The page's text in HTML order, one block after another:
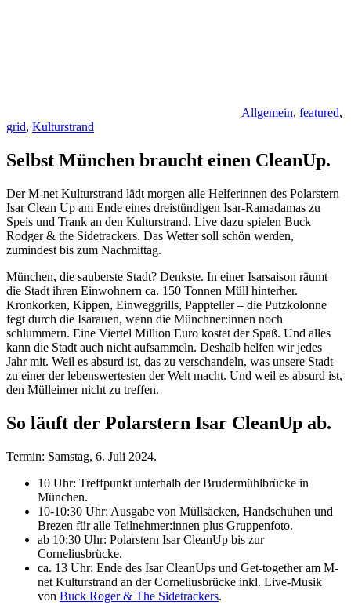
Allgemein, featured,
grid, Kulturstrand
Selbst München braucht einen CleanUp.
Der M-net Kulturstrand lädt morgen alle Helferinnen des Polarstern
Isar Clean Up am Ende eines dreistündigen Isar-Ramadamas zu
Speis und Trank an den Kulturstrand. Live dazu spielen Buck
Rodger & the Sidetrackers. Das Wetter soll schön werden,
zumindest bis zum Nachmittag.
München, die sauberste Stadt? Denkste. In einer Isarsaison räumt
die Stadt ihren Einwohnern ca. 150 Tonnen Müll hinterher.
Kronkorken, Kippen, Einweggrills, Pappteller – die Putzkolonne
fegt durch die Isarauen, wenn die Münchner:innen noch
schlummern. Eine Viertel Million Euro kostet der Spaß. Und alles
kann die Stadt auch nicht aufsammeln. Deshalb helfen wir jedes
Jahr mit. Weil es absurd ist, das zu verschandeln, was unsere Stadt
zu einer der lebenswertesten der Welt macht. Und weil es absurd ist,
den Mülleimer nicht zu treffen.
So läuft der Polarstern Isar CleanUp ab.
Termin: Samstag, 6. Juli 2024.
10 Uhr: Treffpunkt unterhalb der Brudermühlbrücke in
München.
10-10:30 Uhr: Ausgabe von Müllsäcken, Handschuhen und
Brezen für alle Teilnehmer:innen plus Gruppenfoto.
ab 10:30 Uhr: Polarstern Isar CleanUp bis zur
Corneliusbrücke.
ca. 13 Uhr: Ende des Isar CleanUps und Get-together am M-
net Kulturstrand an der Corneliusbrücke inkl. Live-Musik
von Buck Roger & The Sidetrackers.